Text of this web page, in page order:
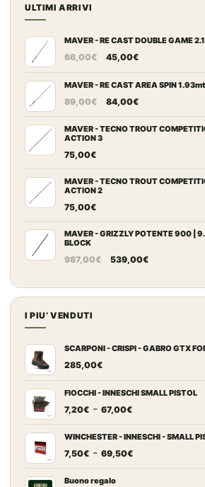
ULTIMI ARRIVI
MAVER - RE CAST DOUBLE GAME
66,00€
Il
originale
era:
45,00€Il
attuale
è:
MAVER - RE CAST AREA SPIN
89,00€
Il
originale
84,00€Il
attuale
MAVER - TECNO TROUT
ACTION 3
75,00€
MAVER - TECNO TROUT
ACTION 2
75,00€
MAVER - GRIZZLY POTENTE 900 |
BLOCK
987,00€
Il
originale
539,00€Il
attuale
I PIU’ VENDUTI
SCARPONI - CRISPI - GABRO GTX
285,00€
FIOCCHI - INNESCHI SMALL PISTOL
7,20€ - 67,00€Fascia
prezzo:
da
WINCHESTER - INNESCHI - SMALL
7,50€ - 69,50€Fascia
Buono regalo